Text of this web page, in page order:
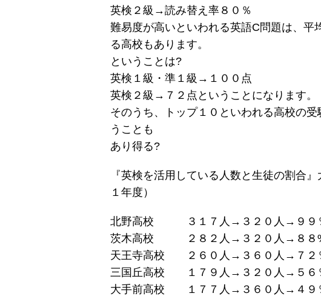
英検２級→読み替え率８０％
難易度が高いといわれる英語C問題は、平
る高校もあります。
ということは?
英検１級・準１級→１００点
英検２級→７２点ということになります。
そのうち、トップ１０といわれる高校の
うことも
あり得る?
『英検を活用している人数と生徒の割
１年度）
北野高校 ３１７人→３２０人→９９
茨木高校 ２８２人→３２０人→８８
天王寺高校 ２６０人→３６０人→７２
三国丘高校 １７９人→３２０人→５６
大手前高校 １７７人→３６０人→４９